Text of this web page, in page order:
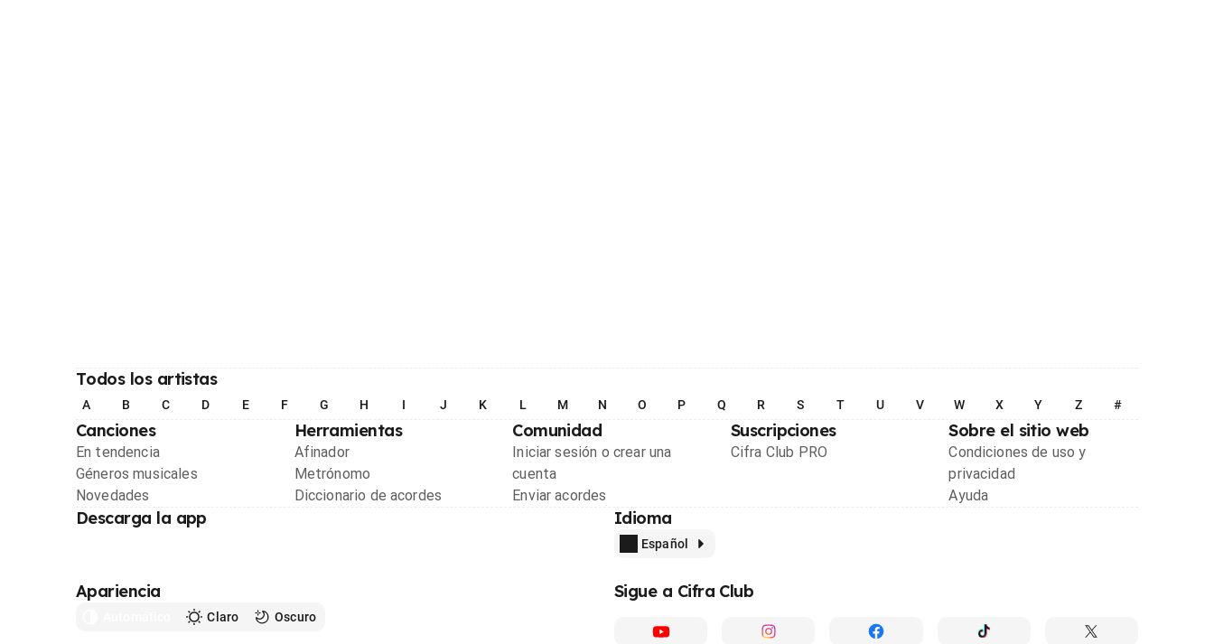
Todos los artistas
A B C D E F G H I J K L M N O P Q R S T U V W X Y Z #
Canciones
En tendencia
Géneros musicales
Novedades
Herramientas
Afinador
Metrónomo
Diccionario de acordes
Comunidad
Iniciar sesión o crear una
cuenta
Enviar acordes
Suscripciones
Cifra Club PRO
Sobre el sitio web
Condiciones de uso y
privacidad
Ayuda
Descarga la app Idioma
Español
Apariencia
Claro Oscuro
Sigue a Cifra Club